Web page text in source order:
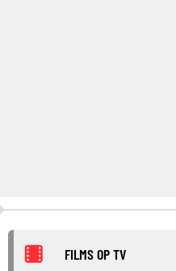
FILMS OP TV